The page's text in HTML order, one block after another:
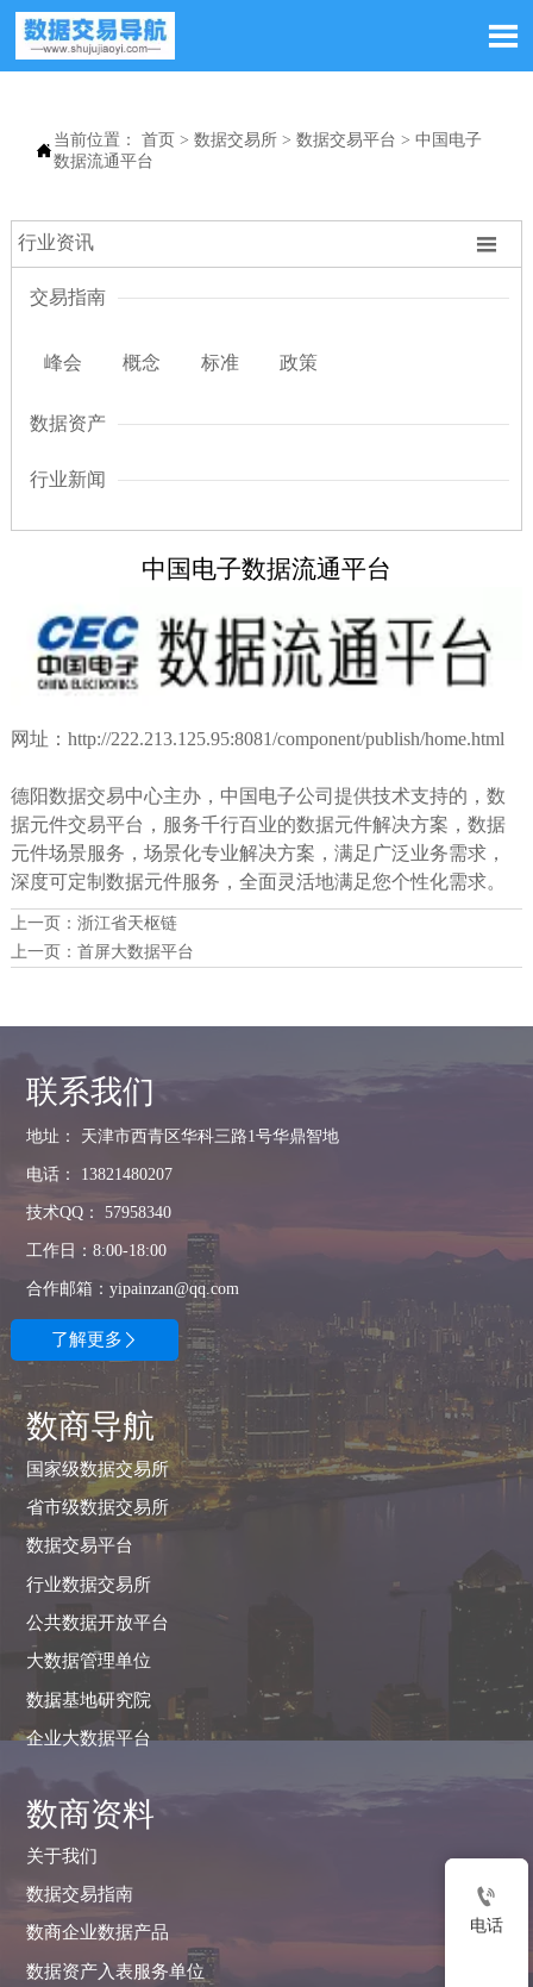


当前位置： 首页 > 数据交易所> 数据交易平台 > 中国电子
数据流通平台
行业资讯 
交易指南
峰会 概念 标准 政策
数据资产
行业新闻
中国电子数据流通平台
网址：http://222.213.125.95:8081/component/publish/home.html
德阳数据交易中心主办，中国电子公司提供技术支持的，数
据元件交易平台，服务千行百业的数据元件解决方案，数据
元件场景服务，场景化专业解决方案，满足广泛业务需求，
深度可定制数据元件服务，全面灵活地满足您个性化需求。
上一页： 浙江省天枢链
上一页： 首屏大数据平台
联系我们
地址： 天津市西青区华科三路1号华鼎智地
电话： 13821480207
技术QQ： 57958340
工作日：8:00-18:00
合作邮箱：yipainzan@qq.com
了解更多 
数商导航
国家级数据交易所
省市级数据交易所
数据交易平台
行业数据交易所
公共数据开放平台
大数据管理单位
数据基地研究院
企业大数据平台
数商资料
关于我们
数据交易指南
数商企业数据产品
数据资产入表服务单位

电话